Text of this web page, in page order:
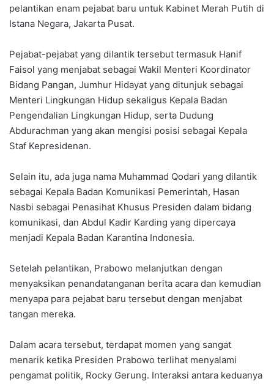
pelantikan enam pejabat baru untuk Kabinet Merah Putih di
Istana Negara, Jakarta Pusat.
Pejabat-pejabat yang dilantik tersebut termasuk Hanif
Faisol yang menjabat sebagai Wakil Menteri Koordinator
Bidang Pangan, Jumhur Hidayat yang ditunjuk sebagai
Menteri Lingkungan Hidup sekaligus Kepala Badan
Pengendalian Lingkungan Hidup, serta Dudung
Abdurachman yang akan mengisi posisi sebagai Kepala
Staf Kepresidenan.
Selain itu, ada juga nama Muhammad Qodari yang dilantik
sebagai Kepala Badan Komunikasi Pemerintah, Hasan
Nasbi sebagai Penasihat Khusus Presiden dalam bidang
komunikasi, dan Abdul Kadir Karding yang dipercaya
menjadi Kepala Badan Karantina Indonesia.
Setelah pelantikan, Prabowo melanjutkan dengan
menyaksikan penandatanganan berita acara dan kemudian
menyapa para pejabat baru tersebut dengan menjabat
tangan mereka.
Dalam acara tersebut, terdapat momen yang sangat
menarik ketika Presiden Prabowo terlihat menyalami
pengamat politik, Rocky Gerung. Interaksi antara keduanya